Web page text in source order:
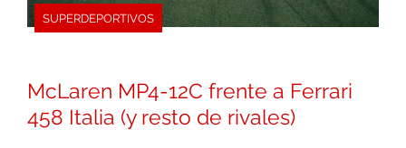
SUPERDEPORTIVOS
McLaren MP4-12C frente a Ferrari
458 Italia (y resto de rivales)